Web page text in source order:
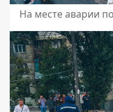
На месте аварии